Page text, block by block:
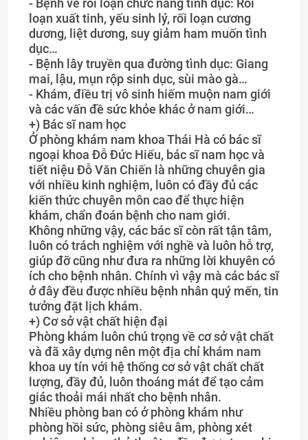
- Bệnh về rối loạn chức năng tình dục: Rối
loạn xuất tinh, yếu sinh lý, rối loạn cương
dương, liệt dương, suy giảm ham muốn tình
dục…
- Bệnh lây truyền qua đường tình dục: Giang
mai, lậu, mụn rộp sinh dục, sùi mào gà…
- Khám, điều trị vô sinh hiếm muộn nam giới
và các vấn đề sức khỏe khác ở nam giới…
+) Bác sĩ nam học
Ở phòng khám nam khoa Thái Hà có bác sĩ
ngoại khoa Đỗ Đức Hiếu, bác sĩ nam học và
tiết niệu Đỗ Văn Chiến là những chuyên gia
với nhiều kinh nghiệm, luôn có đầy đủ các
kiến thức chuyên môn cao để thực hiện
khám, chẩn đoán bệnh cho nam giới.
Không những vậy, các bác sĩ còn rất tận tâm,
luôn có trách nghiệm với nghề và luôn hỗ trợ,
giúp đỡ cũng như đưa ra những lời khuyên có
ích cho bệnh nhân. Chính vì vậy mà các bác sĩ
ở đây đều được nhiều bệnh nhân quý mến, tin
tưởng đặt lịch khám.
+) Cơ sở vật chất hiện đại
Phòng khám luôn chú trọng về cơ sở vật chất
và đã xây dựng nên một địa chỉ khám nam
khoa uy tín với hệ thống cơ sở vật chất chất
lượng, đầy đủ, luôn thoáng mát để tạo cảm
giác thoải mái nhất cho bệnh nhân.
Nhiều phòng ban có ở phòng khám như
phòng hồi sức, phòng siêu âm, phòng xét